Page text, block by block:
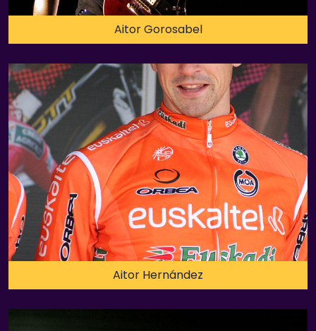
Aitor Gorosabel
Aitor Hernández